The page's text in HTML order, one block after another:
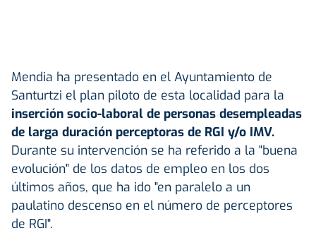
Mendia ha presentado en el Ayuntamiento de
Santurtzi el plan piloto de esta localidad para la
inserción socio-laboral de personas desempleadas
de larga duración perceptoras de RGI y/o IMV.
Durante su intervención se ha referido a la "buena
evolución" de los datos de empleo en los dos
últimos años, que ha ido "en paralelo a un
paulatino descenso en el número de perceptores
de RGI".